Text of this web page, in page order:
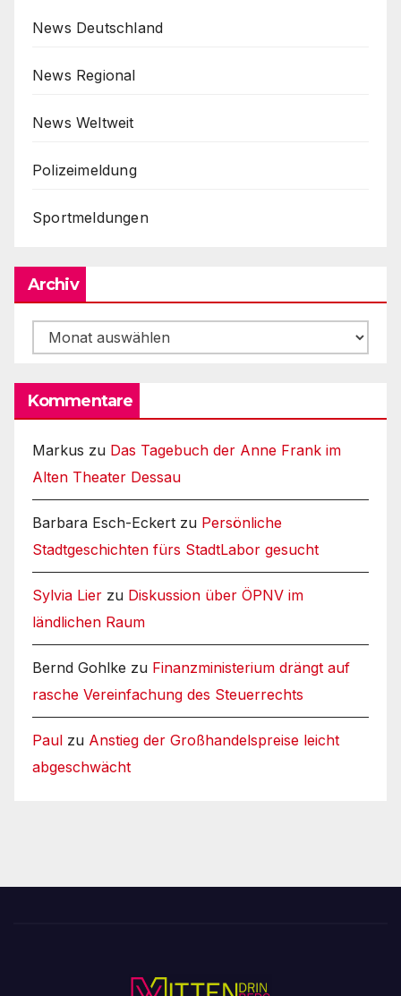
News Deutschland
News Regional
News Weltweit
Polizeimeldung
Sportmeldungen
Archiv
Archiv
Kommentare
Markus zu Das Tagebuch der Anne Frank im
Alten Theater Dessau
Barbara Esch-Eckert zu Persönliche
Stadtgeschichten fürs StadtLabor gesucht
Sylvia Lier zu Diskussion über ÖPNV im
ländlichen Raum
Bernd Gohlke zu Finanzministerium drängt auf
rasche Vereinfachung des Steuerrechts
Paul zu Anstieg der Großhandelspreise leicht
abgeschwächt